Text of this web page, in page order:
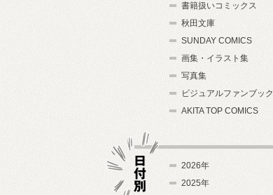
書籍扱いコミックス
秋田文庫
SUNDAY COMICS
画集・イラスト集
写真集
ビジュアルファンブック
AKITA TOP COMICS
2026年
2025年